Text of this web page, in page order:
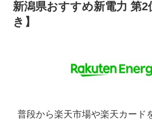
新潟県おすすめ新電力 第2
き】
普段から楽天市場や楽天カード